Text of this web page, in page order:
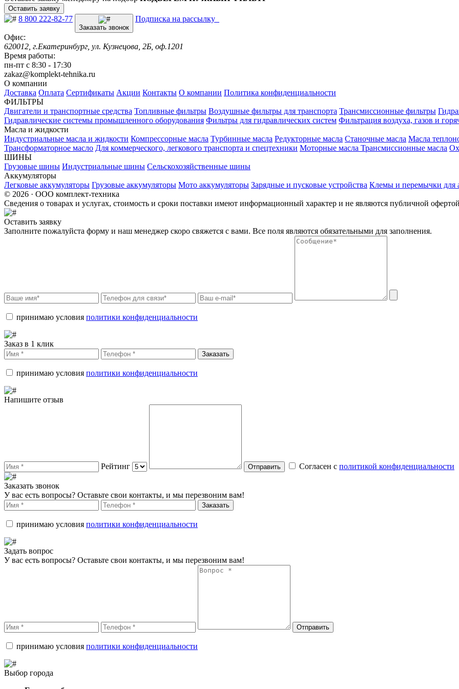
Оставить заявку
8 800 222-82-77
Заказать звонок
Подписка на рассылку
Офис:
620012, г.Екатеринбург, ул. Кузнецова, 2Б, оф.1201
Время работы:
пн-пт с 8:30 - 17:30
zakaz@komplekt-tehnika.ru
О компании
Доставка Оплата Сертификаты Акции Контакты О компании Политика конфиденциальности
ФИЛЬТРЫ
Двигатели и транспортные средства Топливные фильтры Воздушные фильтры для транспорта Трансмиссионные фильтры
Гидравлические системы промышленного оборудования Фильтры для гидравлических систем Фильтрация воздуха, газов и
Масла и жидкости
Индустриальные масла и жидкости Компрессорные масла Турбинные масла Редукторные масла Станочные масла Масла
Трансформаторное масло Для коммерческого, легкового транспорта и спецтехники Моторные масла Трансмиссионные масла
ШИНЫ
Грузовые шины Индустриальные шины Сельскохозяйственные шины
Аккумуляторы
Легковые аккумуляторы Грузовые аккумуляторы Мото аккумуляторы Зарядные и пусковые устройства Клемы и перемычки для
© 2026 · ООО комплект-техника
Сведения о товарах и услугах, стоимость и сроки поставки имеют информационный характер и не являются публичной
Оставить заявку
Заполните пожалуйста форму и наш менеджер скоро свяжется с вами. Все поля являются обязательными для заполнения.
принимаю условия политики конфиденциальности
Заказ в 1 клик
Заказать
принимаю условия политики конфиденциальности
Напишите отзыв
Рейтинг Отправить Согласен с политикой конфиденциальности
Заказать звонок
У вас есть вопросы? Оставьте свои контакты, и мы перезвоним вам!
Заказать
принимаю условия политики конфиденциальности
Задать вопрос
У вас есть вопросы? Оставьте свои контакты, и мы перезвоним вам!
Отправить
принимаю условия политики конфиденциальности
Выбор города